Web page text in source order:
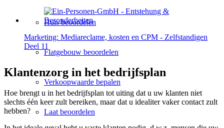
Huis beoordelen
Flatgebouw beoordelen
Verkoopwaarde bepalen
Laat beoordelen
Marketing: Mediareclame, kosten en CPM - Zelfstandigen
Deel 11
Klantenzorg in het bedrijfsplan
Hoe brengt u in het bedrijfsplan tot uiting dat u uw klanten niet
slechts één keer zult bereiken, maar dat u idealiter vaker contact zult
hebben?